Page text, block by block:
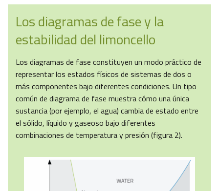
Los diagramas de fase y la
estabilidad del limoncello
Los diagramas de fase constituyen un modo práctico de
representar los estados físicos de sistemas de dos o
más componentes bajo diferentes condiciones. Un tipo
común de diagrama de fase muestra cómo una única
sustancia (por ejemplo, el agua) cambia de estado entre
el sólido, líquido y gaseoso bajo diferentes
combinaciones de temperatura y presión (figura 2).